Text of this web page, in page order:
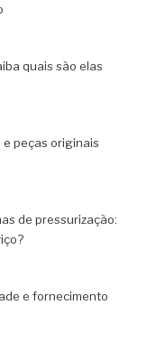
quais são elas
e peças originais
de pressurização:
e fornecimento